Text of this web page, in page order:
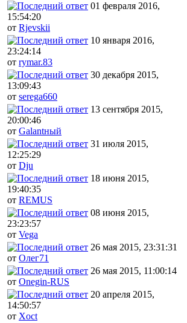
01 февраля 2016,
15:54:20
от Rjevskii
10 января 2016,
23:24:14
от rymar.83
30 декабря 2015,
13:09:43
от serega660
13 сентября 2015,
20:00:46
от Galantный
31 июля 2015,
12:25:29
от Dju
18 июня 2015,
19:40:35
от REMUS
08 июня 2015,
23:23:57
от Vega
26 мая 2015, 23:31:31
от Олег71
26 мая 2015, 11:00:14
от Onegin-RUS
20 апреля 2015,
14:50:57
от Xoct